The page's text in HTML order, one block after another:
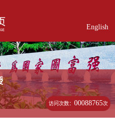
English
访问次数：00088765次